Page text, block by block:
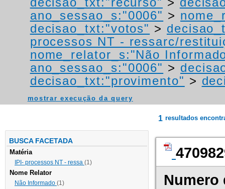
ano_sessao_s:"0006" >
decisao_txt:"votos" >
processos NT - ressarc/
nome_relator_s:"Não
ano_sessao_s:"0006" >
decisao_txt:"provimento" >
mostrar execução da query
BUSCA FACETADA
Matéria
IPI- processos NT - ressa (1)
Nome Relator
Não Informado (1)
1 resultados
Numero